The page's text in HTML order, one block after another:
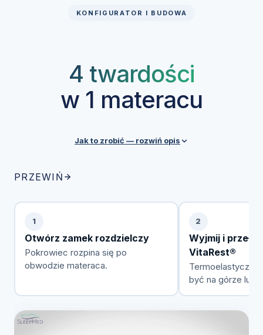
KONFIGURATOR I BUDOWA
4 twardości
w 1 materacu
Jak to zrobić — rozwiń opis
pokrowiec z zamkiem rozdzielczym, który ułatwia
przekładanie pianki VitaRest® między warstwami.
wagi czy stanu zdrowia.
PRZEWIŃ
1
Otwórz zamek rozdzielczy
Pokrowiec rozpina się po
obwodzie materaca.
2
Wyjmij i
VitaRest®
Termoelastyczna
być na górze lub